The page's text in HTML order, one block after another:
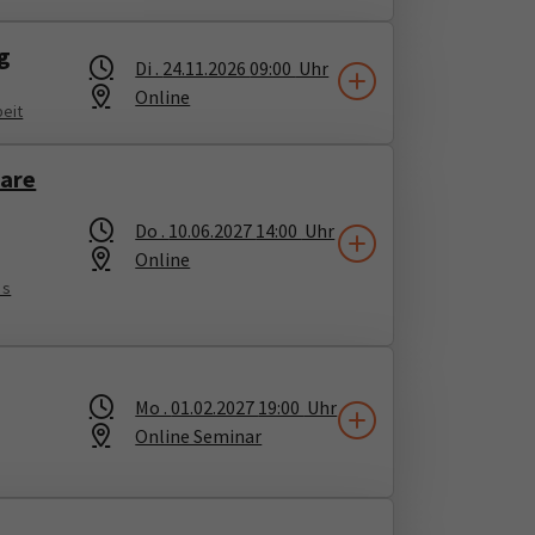
Di . 24.11.2026 09:00 Uhr
Online
Do . 10.06.2027 14:00 Uhr
Online
Mo . 01.02.2027 19:00 Uhr
Online Seminar